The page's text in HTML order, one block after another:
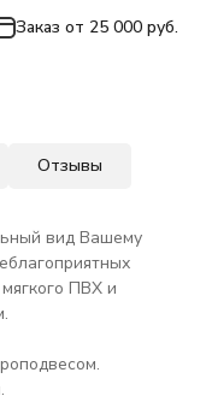
Заказ от 25 000 руб.
Отзывы
вид Вашему
ПВХ и